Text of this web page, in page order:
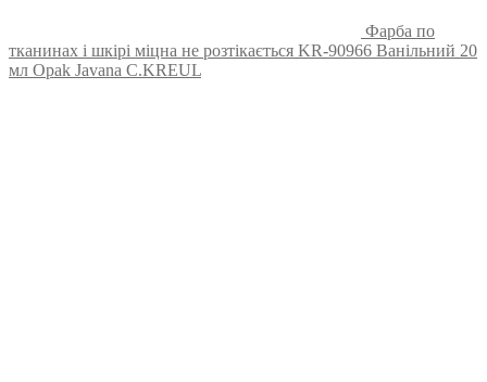
Фарба по
тканинах і шкірі міцна не розтікається KR-90966 Ванільний 20
мл Opak Javana C.KREUL